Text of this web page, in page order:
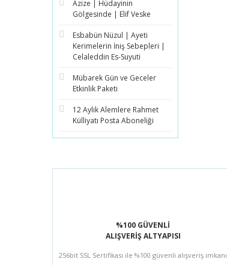
Azize | Hüdayinin
Gölgesinde | Elif Veske
Esbabün Nüzul | Ayeti
Kerimelerin İniş Sebepleri |
Celaleddin Es-Suyuti
Mübarek Gün ve Geceler
Etkinlik Paketi
12 Aylık Alemlere Rahmet
Külliyatı Posta Aboneliği
%100 GÜVENLİ
ALIŞVERİŞ ALTYAPISI
256bit SSL Sertifikası ile %100 güvenli alışveriş imkanı